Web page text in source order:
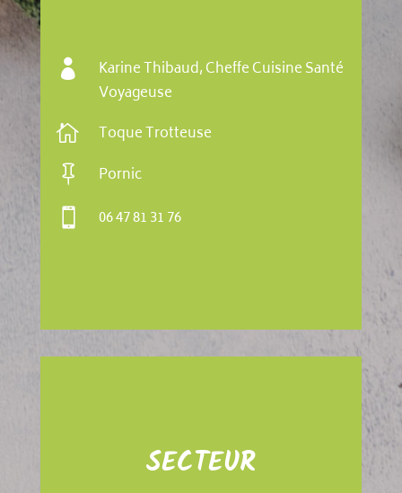

Karine Thibaud, Cheffe Cuisine Santé
Voyageuse
 Toque Trotteuse
 Pornic
 06 47 81 31 76
SECTEUR